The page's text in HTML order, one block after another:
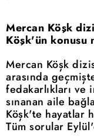
Mercan Köşk
Köşk'ün konusu
Mercan Köşk
arasında
fedakarlıkları ve
sınanan aile
Köşk'te hayatlar
Tüm sorular